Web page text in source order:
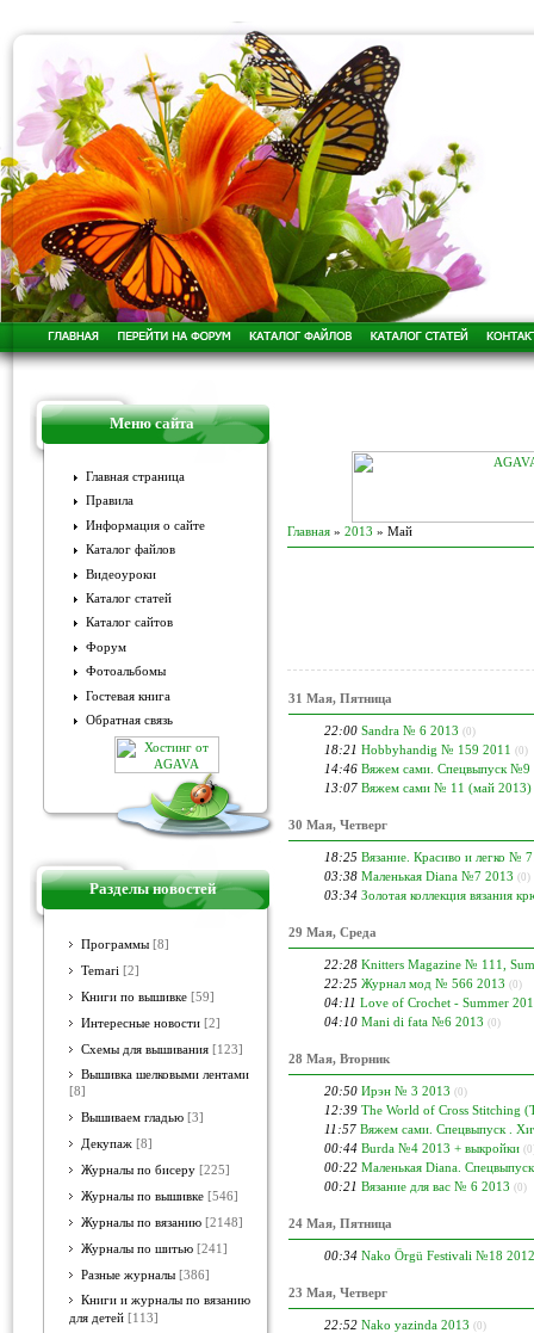
Меню сайта
Главная страница
Правила
Информация о сайте
Каталог файлов
Видеоуроки
Каталог статей
Каталог сайтов
Форум
Фотоальбомы
Гостевая книга
Обратная связь
Разделы новостей
Программы [8]
Temari [2]
Книги по вышивке [59]
Интересные новости [2]
Схемы для вышивания [123]
Вышивка шелковыми лентами
[8]
Вышиваем гладью [3]
Декупаж [8]
Журналы по бисеру [225]
Журналы по вышивке [546]
Журналы по вязанию [2148]
Журналы по шитью [241]
Разные журналы [386]
Книги и журналы по вязанию
для детей [113]
Главная » 2013 » Май
31 Мая, Пятница
22:00 Sandra № 6 2013 (0)
18:21 Hobbyhandig № 159 2011 (0)
14:46 Вяжем cами. Спецвыпуск №9
13:07 Вяжем сами № 11 (май 2013)
30 Мая, Четверг
18:25 Вязание. Красиво и легко №
03:38 Маленькая Diana №7 2013 (0)
03:34 Золотая коллекция вязания
29 Мая, Среда
22:28 Knitters Magazine № 111,
22:25 Журнал мод № 566 2013 (0)
04:11 Love of Crochet - Summer
04:10 Mani di fata №6 2013 (0)
28 Мая, Вторник
20:50 Ирэн № 3 2013 (0)
12:39 The World of Cross Stitching
11:57 Вяжем сами. Спецвыпуск .
00:44 Burdа №4 2013 + выкройки
00:22 Маленькая Diana.
00:21 Вязание для вас № 6 2013 (0)
24 Мая, Пятница
00:34 Nako Örgü Festivali №18 2012
23 Мая, Четверг
22:52 Nako yazinda 2013 (0)